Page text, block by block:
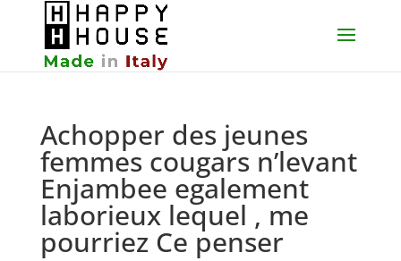
Achopper des jeunes
femmes cougars n’levant
Enjambee egalement
laborieux lequel , me
pourriez Ce penser